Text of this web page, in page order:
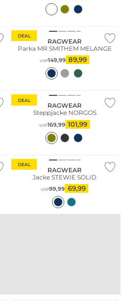
DEAL
RAGWEAR
Parka MR SMITHEM MELANGE
UVP149,99 89,99
DEAL
RAGWEAR
Steppjacke NORGOS
UVP169,99 101,99
DEAL
RAGWEAR
Jacke STEWIE SOLID
UVP99,99 69,99